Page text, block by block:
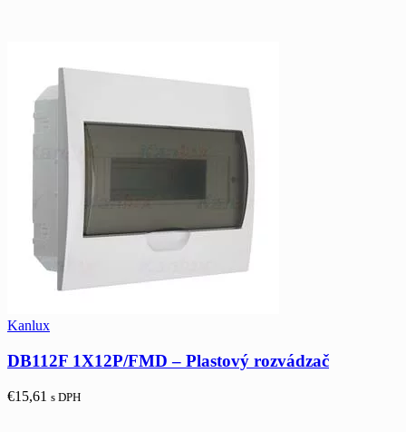
Kanlux
DB112F 1X12P/FMD – Plastový rozvádzač
€15,61 s DPH